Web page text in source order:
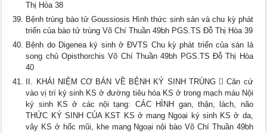
Thị Hòa 38
Bệnh trùng bào tử Goussiosis Hình thức sinh sản và chu kỳ phát
triển của bào tử trùng Võ Chí Thuần 49bh PGS.TS Đỗ Thị Hòa 39
Bệnh do Digenea ký sinh ở ĐVTS Chu kỳ phát triển của sán lá
song chủ Opisthorchis Võ Chí Thuần 49bh PGS.TS Đỗ Thị Hòa
40
II. KHÁI NIỆM CƠ BẢN VỀ BỆNH KÝ SINH TRÙNG  Căn cứ
vào vị trí ký sinh KS ở đường tiêu hóa KS ở trong mạch máu Nội
ký sinh KS ở các nội tạng: CÁC HÌNH gan, thận, lách, não
THỨC KÝ SINH CỦA KST KS ở mang Ngoại ký sinh KS ở da,
vây KS ở hốc mũi, khe mang Ngoại nội bào Võ Chí Thuần 49bh